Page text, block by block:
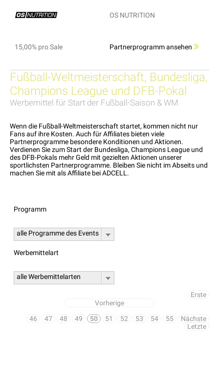
OS NUTRITION
15,00% pro Sale Partnerprogramm ansehen
Fußball-Weltmeisterschaft, Bundesliga,
Champions League und DFB-Pokal
Werbemittel für Start der Fußball-Saison & WM
Wenn die Fußball-Weltmeisterschaft startet, kommen nicht nur
Fans auf ihre Kosten. Auch für Affiliates bieten viele
Partnerprogramme besondere Konditionen und Aktionen.
Verdienen Sie zum Start der Bundesliga, Champions League und
des DFB-Pokals mehr Geld mit gezielten Aktionen unserer
sportlichsten Partnerprogramme. Bleiben Sie nicht im Abseits und
machen Sie mit als Affiliate bei ADCELL.
Programm
alle Programme des Events
Werbemittelart
alle Werbemittelarten
Erste
Vorherige
46
47 48 49 50 51 52 53 54 55
Nächste
Letzte